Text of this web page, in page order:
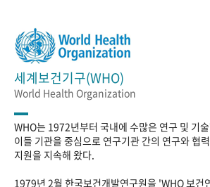
세계보건기구(WHO)
World Health Organization
WHO는 1972년부터 국내에 수많은 연구 및 기
이들 기관을 중심으로 연구기관 간의 연구와 협
지원을 지속해 왔다.
1979년 2월 한국보건개발연구원을 'WHO 보건